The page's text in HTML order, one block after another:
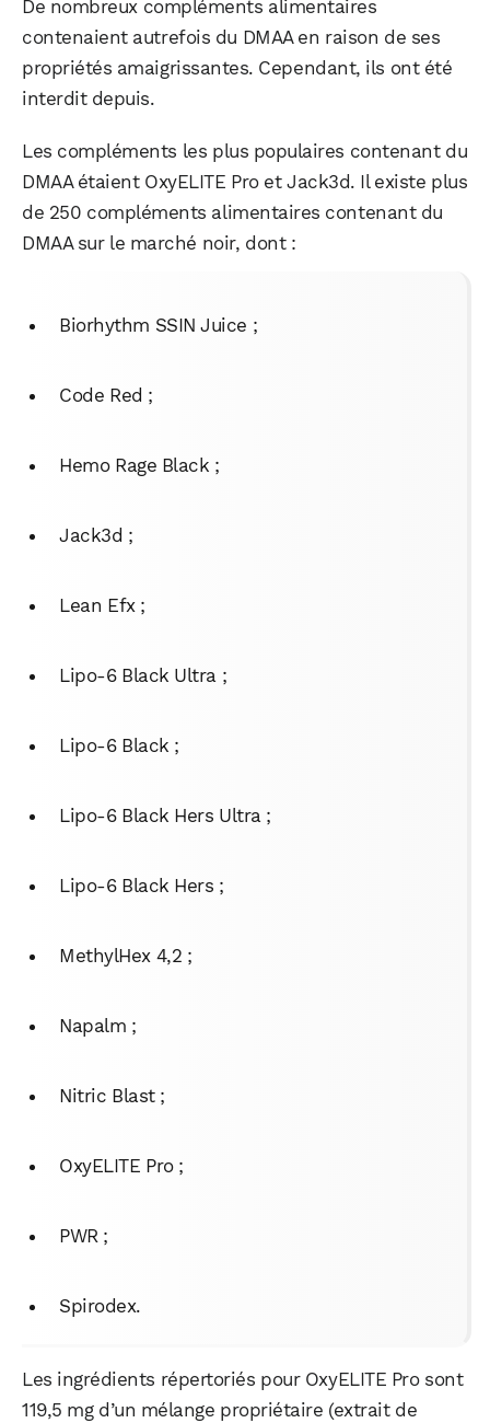
De nombreux compléments alimentaires
contenaient autrefois du DMAA en raison de ses
propriétés amaigrissantes. Cependant, ils ont été
interdit depuis.
Les compléments les plus populaires contenant du
DMAA étaient OxyELITE Pro et Jack3d. Il existe plus
de 250 compléments alimentaires contenant du
DMAA sur le marché noir, dont :
Biorhythm SSIN Juice ;
Code Red ;
Hemo Rage Black ;
Jack3d ;
Lean Efx ;
Lipo-6 Black Ultra ;
Lipo-6 Black ;
Lipo-6 Black Hers Ultra ;
Lipo-6 Black Hers ;
MethylHex 4,2 ;
Napalm ;
Nitric Blast ;
OxyELITE Pro ;
PWR ;
Spirodex.
Les ingrédients répertoriés pour OxyELITE Pro sont
119,5 mg d’un mélange propriétaire (extrait de